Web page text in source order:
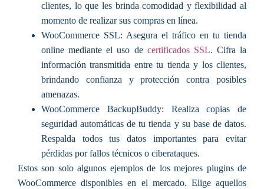
clientes, lo que les brinda comodidad y flexibilidad al
momento de realizar sus compras en línea.
WooCommerce SSL: Asegura el tráfico en tu tienda
online mediante el uso de certificados SSL. Cifra la
información transmitida entre tu tienda y los clientes,
brindando confianza y protección contra posibles
amenazas.
WooCommerce BackupBuddy: Realiza copias de
seguridad automáticas de tu tienda y su base de datos.
Respalda todos tus datos importantes para evitar
pérdidas por fallos técnicos o ciberataques.
Estos son solo algunos ejemplos de los mejores plugins de
WooCommerce disponibles en el mercado. Elige aquellos